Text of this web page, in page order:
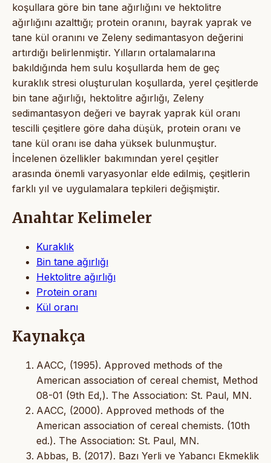
koşullara göre bin tane ağırlığını ve hektolitre
ağırlığını azalttığı; protein oranını, bayrak yaprak ve
tane kül oranını ve Zeleny sedimantasyon değerini
artırdığı belirlenmiştir. Yılların ortalamalarına
bakıldığında hem sulu koşullarda hem de geç
kuraklık stresi oluşturulan koşullarda, yerel çeşitlerde
bin tane ağırlığı, hektolitre ağırlığı, Zeleny
sedimantasyon değeri ve bayrak yaprak kül oranı
tescilli çeşitlere göre daha düşük, protein oranı ve
tane kül oranı ise daha yüksek bulunmuştur.
İncelenen özellikler bakımından yerel çeşitler
arasında önemli varyasyonlar elde edilmiş, çeşitlerin
farklı yıl ve uygulamalara tepkileri değişmiştir.
Anahtar Kelimeler
Kuraklık
Bin tane ağırlığı
Hektolitre ağırlığı
Protein oranı
Kül oranı
Kaynakça
AACC, (1995). Approved methods of the
American association of cereal chemist, Method
08-01 (9th Ed,). The Association: St. Paul, MN.
AACC, (2000). Approved methods of the
American association of cereal chemists. (10th
ed.). The Association: St. Paul, MN.
Abbas, B. (2017). Bazı Yerli ve Yabancı Ekmeklik